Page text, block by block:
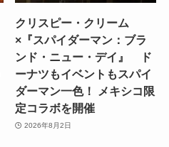
クリスピー・クリーム
×『スパイダーマン：ブラ
ンド・ニュー・デイ』 ド
ーナツもイベントもスパイ
ダーマン一色！ メキシコ限
定コラボを開催
2026年8月2日